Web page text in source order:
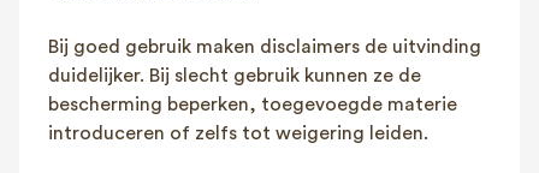
Bij goed gebruik maken disclaimers de uitvinding
duidelijker. Bij slecht gebruik kunnen ze de
bescherming beperken, toegevoegde materie
introduceren of zelfs tot weigering leiden.